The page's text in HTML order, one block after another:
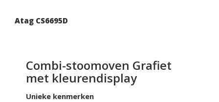
Atag CS6695D
Combi-stoomoven Grafiet
met kleurendisplay
Unieke kenmerken